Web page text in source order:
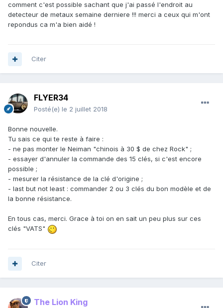
comment c'est possible sachant que j'ai passé l'endroit au
detecteur de metaux semaine derniere !!! merci a ceux qui m'ont
repondus ca m'a bien aidé !
Citer
FLYER34
Posté(e) le 2 juillet 2018
Bonne nouvelle.
Tu sais ce qui te reste à faire :
- ne pas monter le Neiman "chinois à 30 $ de chez Rock" ;
- essayer d'annuler la commande des 15 clés, si c'est encore
possible ;
- mesurer la résistance de la clé d'origine ;
- last but not least : commander 2 ou 3 clés du bon modèle et de
la bonne résistance.
En tous cas, merci. Grace à toi on en sait un peu plus sur ces
clés "VATS"
Citer
The Lion King